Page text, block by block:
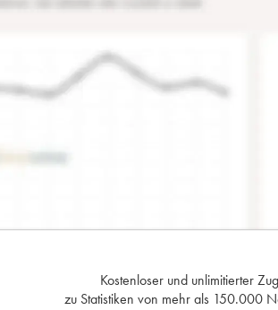
Kostenloser und unlimitierter
zu Statistiken von mehr als 150.000